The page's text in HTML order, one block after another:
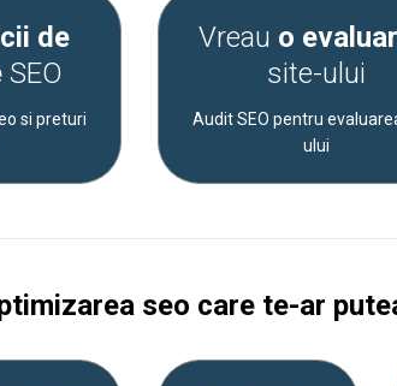
de
SEO
si preturi
Vreau o
site-ului
Audit SEO pentru
ului
seo care te-ar